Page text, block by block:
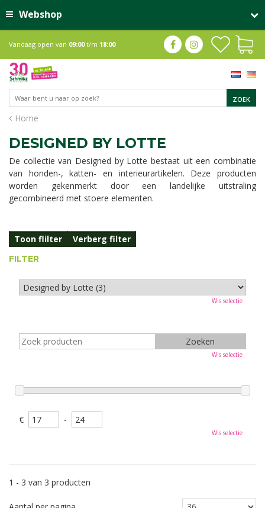
Webshop
Home
Vandaag open van 09:00t/m 18:00
DESIGNED BY LOTTE
De collectie van Designed by Lotte bestaat uit een combinatie
van honden-, katten- en interieurartikelen. Deze producten
worden gekenmerkt door een landelijke uitstraling
gecombineerd met stoere elementen.
Toon flilter Verberg filter
FILTER
Wis selectie
Wis selectie
€ -
Wis selectie
1 - 3 van 3 producten